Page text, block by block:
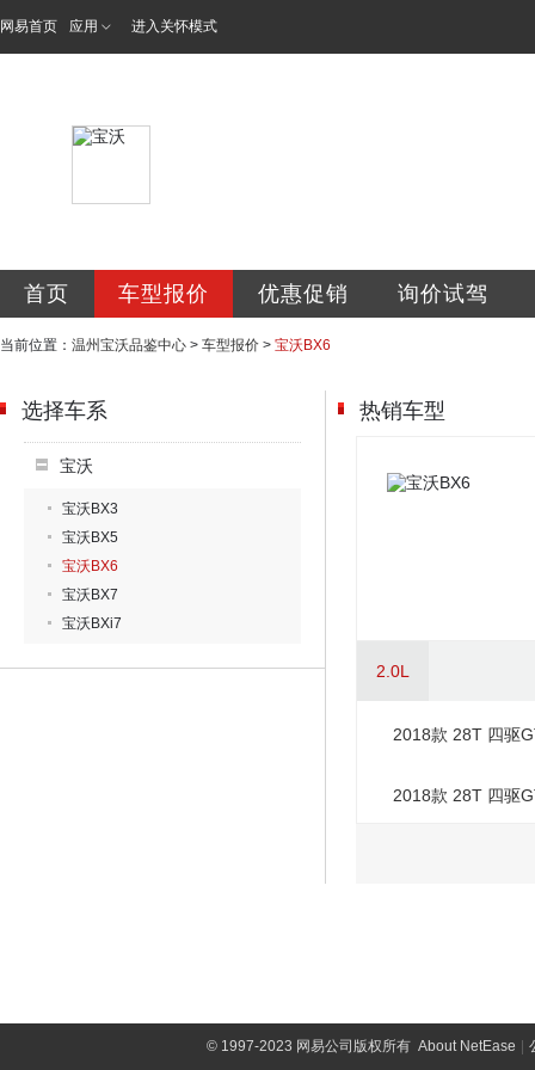
网易首页 应用 进入关怀模式
首页 车型报价 优惠促销 询价试驾
当前位置： 温州宝沃品鉴中心 > 车型报价 > 宝沃BX6
选择车系
宝沃
宝沃BX3
宝沃BX5
宝沃BX6
宝沃BX7
宝沃BXi7
热销车型
2.0L
2018款 28T 四驱
2018款 28T 四驱
©1997-2023 网易公司版权所有 About NetEase